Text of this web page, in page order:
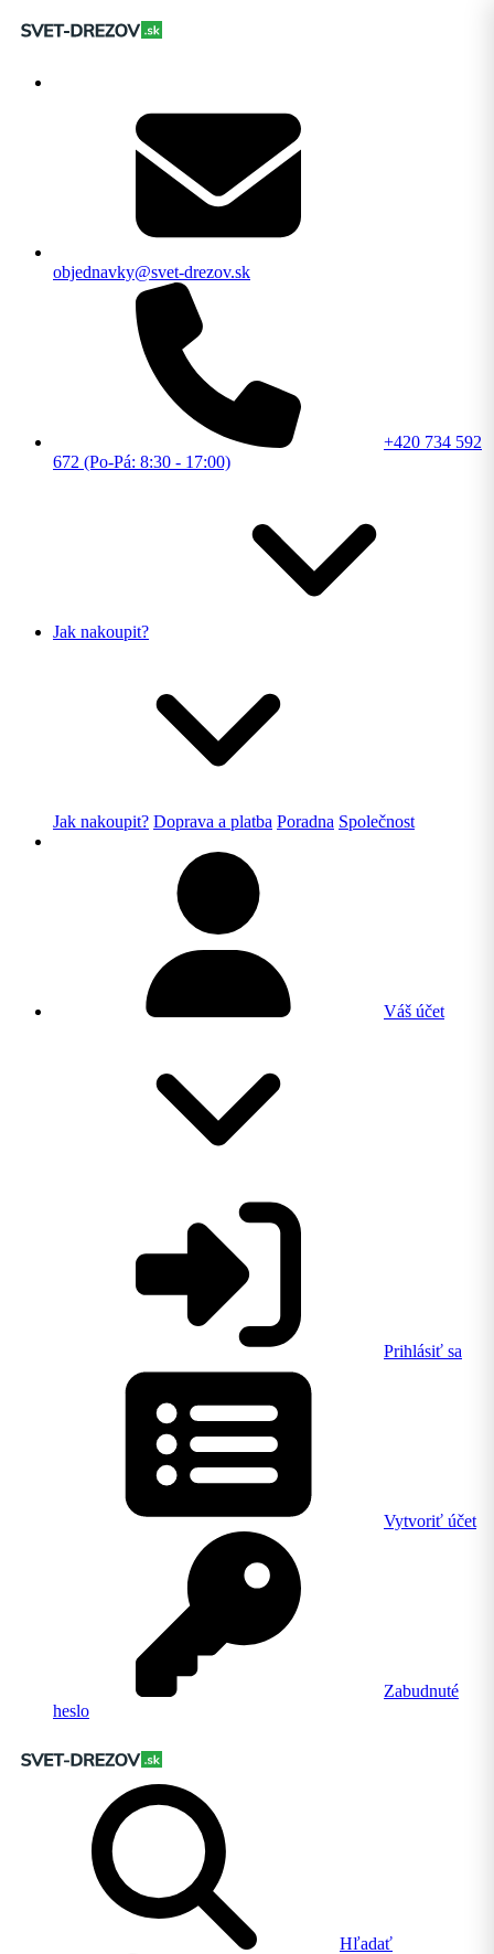
objednavky@svet-drezov.sk
+420 734 592
672 (Po-Pá: 8:30 - 17:00)
Jak nakoupit?
Jak nakoupit? Doprava a platba Poradna Společnost
Váš účet
Prihlásiť sa
Vytvoriť účet
Zabudnuté
heslo
Hľadať